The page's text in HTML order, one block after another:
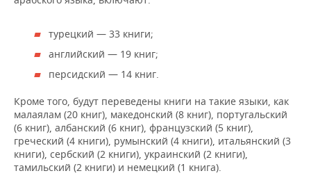
турецкий — 33 книги;
английский — 19 книг;
персидский — 14 книг.
Кроме того, будут переведены книги на такие языки, как
малаялам (20 книг), македонский (8 книг), португальский
(6 книг), албанский (6 книг), французский (5 книг),
греческий (4 книги), румынский (4 книги), итальянский (3
книги), сербский (2 книги), украинский (2 книги),
тамильский (2 книги) и немецкий (1 книга).